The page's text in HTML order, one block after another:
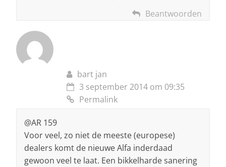
Beantwoorden
bart jan
3 september 2014 om 09:35
Permalink
@AR 159
Voor veel, zo niet de meeste (europese)
dealers komt de nieuwe Alfa inderdaad
gewoon veel te laat. Een bikkelharde sanering